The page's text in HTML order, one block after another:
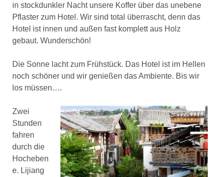
in stockdunkler Nacht unsere Koffer über das unebene
Pflaster zum Hotel. Wir sind total überrascht, denn das
Hotel ist innen und außen fast komplett aus Holz
gebaut. Wunderschön!
Die Sonne lacht zum Frühstück. Das Hotel ist im Hellen
noch schöner und wir genießen das Ambiente. Bis wir
los müssen….
Zwei
Stunden
fahren
durch die
Hocheben
e. Lijiang